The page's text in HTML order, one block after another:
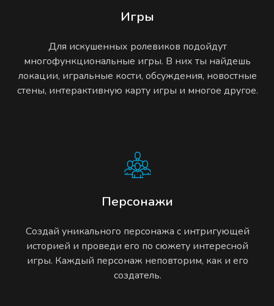
Игры
Для искушенных ролевиков подойдут
многофункциональные игры. В них ты найдешь
локации, игральные кости, обсуждения, новостные
стены, интерактивную карту игры и многое другое.
Персонажи
Создай уникального персонажа с интригующей
историей и проведи его по сюжету интересной
игры. Каждый персонаж неповторим, как и его
создатель.